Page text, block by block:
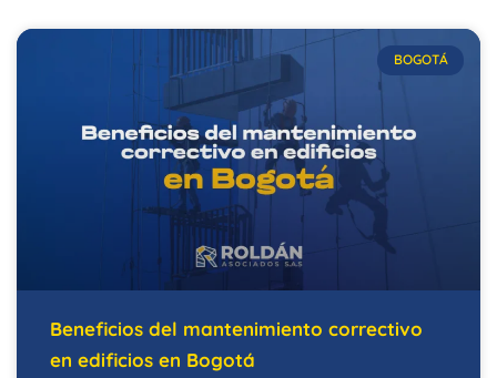
BOGOTÁ
Beneficios del mantenimiento correctivo
en edificios en Bogotá